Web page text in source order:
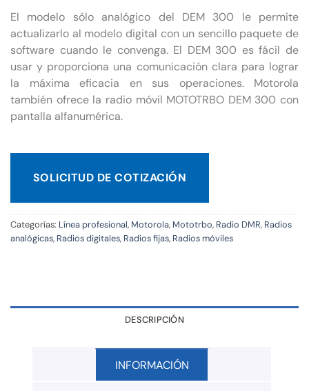
El modelo sólo analógico del DEM 300 le permite
actualizarlo al modelo digital con un sencillo paquete de
software cuando le convenga. El DEM 300 es fácil de
usar y proporciona una comunicación clara para lograr
la máxima eficacia en sus operaciones. Motorola
también ofrece la radio móvil MOTOTRBO DEM 300 con
pantalla alfanumérica.
SOLICITUD DE COTIZACIÓN
Categorías: Línea profesional, Motorola, Mototrbo, Radio DMR, Radios
analógicas, Radios digitales, Radios fijas, Radios móviles
DESCRIPCIÓN
INFORMACIÓN